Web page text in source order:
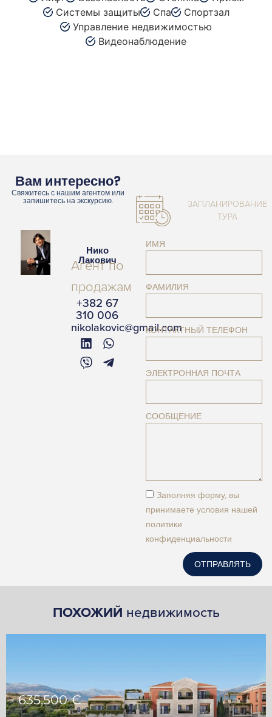
Системы защиты
Спа
Спортзал
Управление недвижимостью
Видеонаблюдение
Вам интересно?
Свяжитесь с нашим агентом или
запишитесь на экскурсию.
Нико
Лакович
Агент по
продажам
+382 67
310 006
nikolakovic@gmail.com
ЗАПЛАНИРОВАНИЕ
ТУРА
ИМЯ
ФАМИЛИЯ
КОНТАКТНЫЙ ТЕЛЕФОН
ЭЛЕКТРОННАЯ ПОЧТА
СООБЩЕНИЕ
Заполняя форму, вы
принимаете условия нашей
политики
конфиденциальности
ОТПРАВЛЯТЬ
ПОХОЖИЙ недвижимость
635,500 €